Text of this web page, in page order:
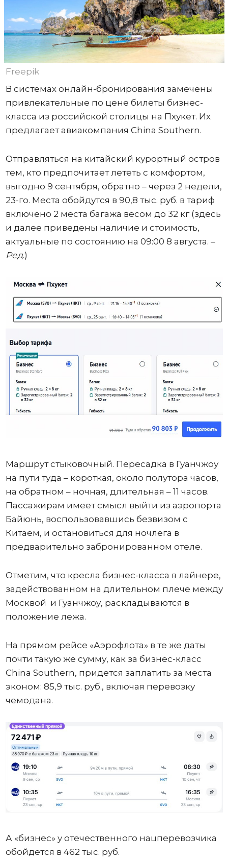
Freepik
В системах онлайн-бронирования замечены
привлекательные по цене билеты бизнес-
класса из российской столицы на Пхукет. Их
предлагает авиакомпания China Southern.
Отправляться на китайский курортный остров
тем, кто предпочитает лететь с комфортом,
выгодно 9 сентября, обратно – через 2 недели,
23-го. Места обойдутся в 90,8 тыс. руб. в тариф
включено 2 места багажа весом до 32 кг (здесь
и далее приведены наличие и стоимость,
актуальные по состоянию на 09:00 8 августа. –
Ред.)
Маршрут стыковочный. Пересадка в Гуанчжоу
на пути туда – короткая, около полутора часов,
на обратном – ночная, длительная – 11 часов.
Пассажирам имеет смысл выйти из аэропорта
Байюнь, воспользовавшись безвизом с
Китаем, и остановиться для ночлега в
предварительно забронированном отеле.
Отметим, что кресла бизнес-класса в лайнере,
задействованном на длительном плече между
Москвой и Гуанчжоу, раскладываются в
положение лежа.
На прямом рейсе «Аэрофлота» в те же даты
почти такую же сумму, как за бизнес-класс
China Southern, придется заплатить за места
эконом: 85,9 тыс. руб., включая перевозку
чемодана.
А «бизнес» у отечественного нацперевозчика
обойдется в 462 тыс. руб.